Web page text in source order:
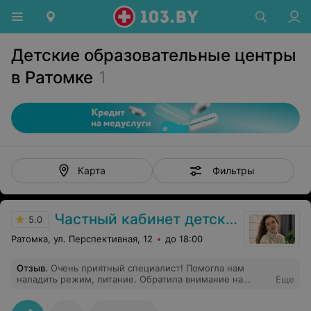
Детские образовательные центры
в Ратомке 1
Карта Фильтры
5.0 Частный кабинет детского психолога Татьяны Сычевой
Ратомка, ул. Перспективная, 12 до 18:00
Отзыв. Очень приятный специалист! Помогла нам
наладить режим, питание. Обратила внимание на
вопрос возрастной, точнее нам невролог сказал,что у
Еще